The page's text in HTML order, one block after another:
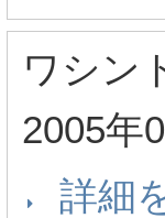
ワシン
2005年
詳細